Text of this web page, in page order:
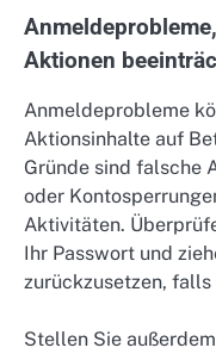
Aktionen
Anmeldeprobleme
Aktionsinhalte auf
Gründe sind falsche
oder
Aktivitäten.
Ihr Passwort und
zurückzusetzen,
Stellen Sie